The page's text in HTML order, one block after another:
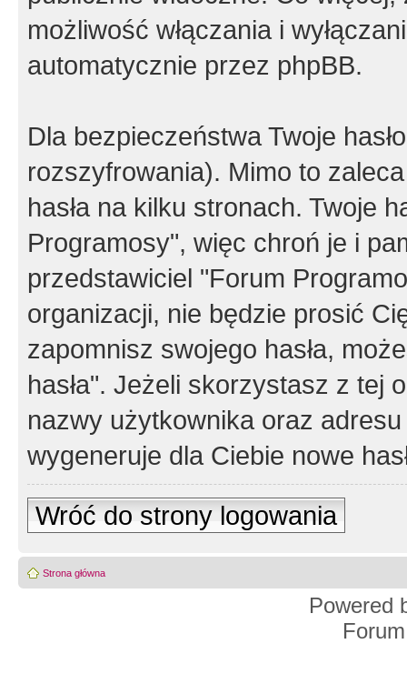
możliwość włączania i
automatycznie przez phpBB.
Dla bezpieczeństwa Twoje
rozszyfrowania). Mimo to
hasła na kilku stronach. Twoje
Programosy", więc chroń je i
przedstawiciel "Forum
organizacji, nie będzie prosić
zapomnisz swojego hasła,
hasła". Jeżeli skorzystasz z tej
nazwy użytkownika oraz
wygeneruje dla Ciebie nowe
Wróć do strony logowania
Strona główna
Powered